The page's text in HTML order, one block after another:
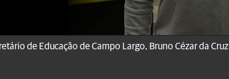
de Educação de Campo Largo, Bruno Cézar da Cruz |